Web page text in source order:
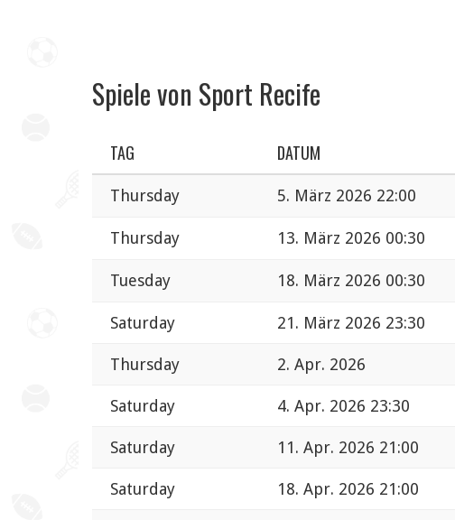
Spiele von Sport Recife
TAG DATUM
Thursday 5. März 2026 22:00
Thursday 13. März 2026 00:30
Tuesday 18. März 2026 00:30
Saturday 21. März 2026 23:30
Thursday 2. Apr. 2026
Saturday 4. Apr. 2026 23:30
Saturday 11. Apr. 2026 21:00
Saturday 18. Apr. 2026 21:00